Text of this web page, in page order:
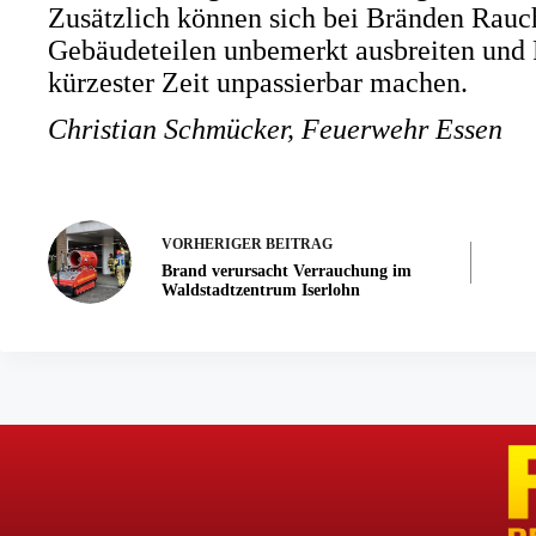
Zusätzlich können sich bei Bränden
Gebäudeteilen unbemerkt ausbreiten
kürzester Zeit unpassierbar machen.
Christian Schmücker, Feuerwehr Essen
VORHERIGER BEITRAG
Brand verursacht Verrauchung im
Waldstadtzentrum Iserlohn